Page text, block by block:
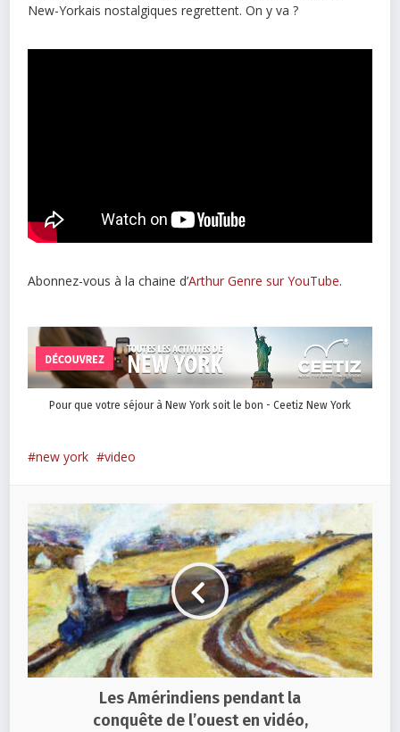
New-Yorkais nostalgiques regrettent. On y va ?
Abonnez-vous à la chaine d’Arthur Genre sur YouTube.
Pour que votre séjour à New York soit le bon - Ceetiz New York
new york video
Les Amérindiens pendant la
conquête de l’ouest en vidéo,